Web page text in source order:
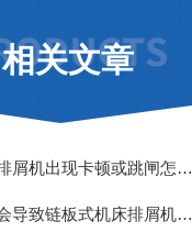
相关文章
机床排屑机出现卡顿或跳闸怎么办？不妨来看看这个！
这些会导致链板式机床排屑机卡死的因素您知道吗？